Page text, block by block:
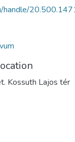
handle/
Kossuth Lajos tér